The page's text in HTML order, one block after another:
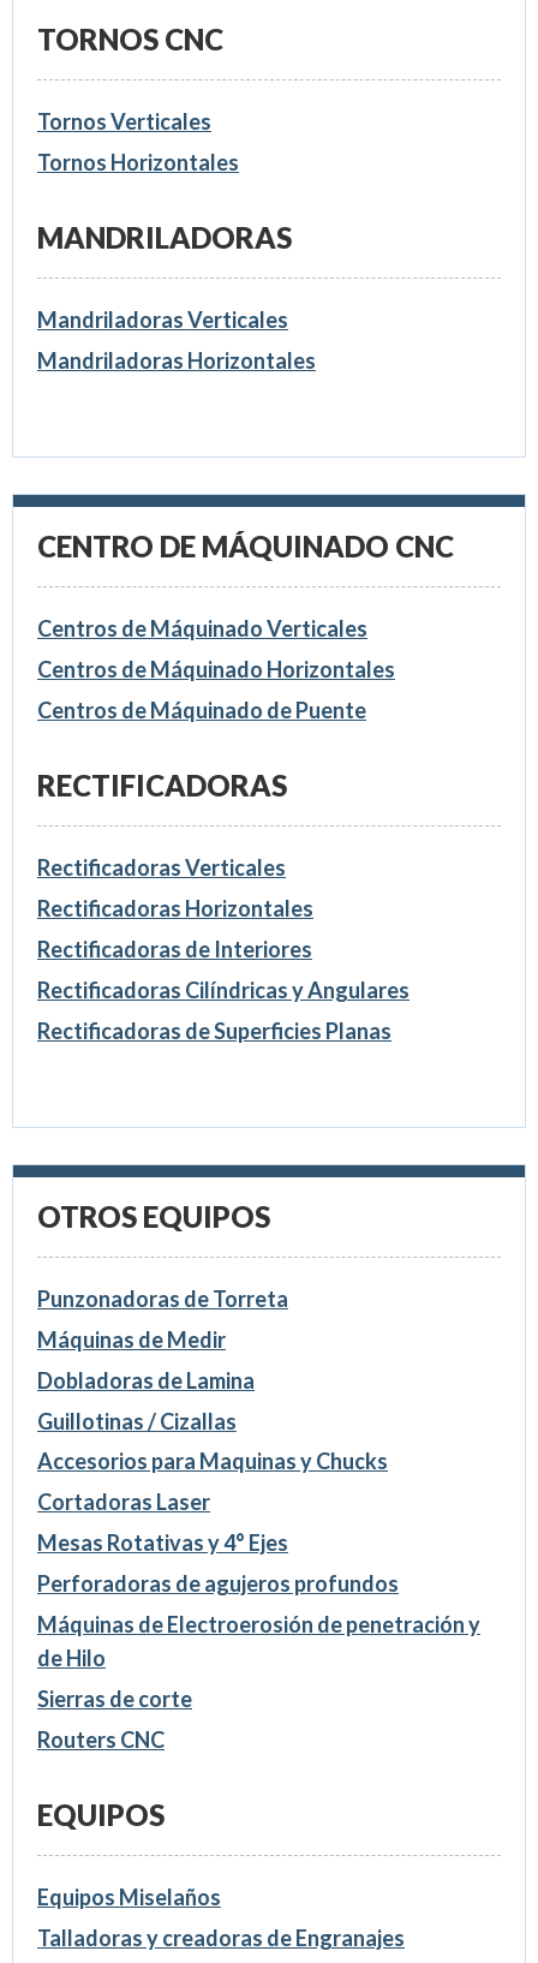
TORNOS CNC
Tornos Verticales
Tornos Horizontales
MANDRILADORAS
Mandriladoras Verticales
Mandriladoras Horizontales
CENTRO DE MÁQUINADO CNC
Centros de Máquinado Verticales
Centros de Máquinado Horizontales
Centros de Máquinado de Puente
RECTIFICADORAS
Rectificadoras Verticales
Rectificadoras Horizontales
Rectificadoras de Interiores
Rectificadoras Cilíndricas y Angulares
Rectificadoras de Superficies Planas
OTROS EQUIPOS
Punzonadoras de Torreta
Máquinas de Medir
Dobladoras de Lamina
Guillotinas / Cizallas
Accesorios para Maquinas y Chucks
Cortadoras Laser
Mesas Rotativas y 4° Ejes
Perforadoras de agujeros profundos
Máquinas de Electroerosión de penetración y
de Hilo
Sierras de corte
Routers CNC
EQUIPOS
Equipos Miselaños
Talladoras y creadoras de Engranajes